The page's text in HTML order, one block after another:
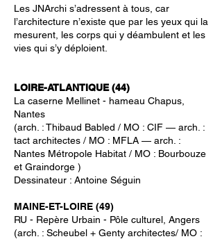
Les JNArchi s’adressent à tous, car
l’architecture n’existe que par les yeux qui la
mesurent, les corps qui y déambulent et les
vies qui s’y déploient.
LOIRE-ATLANTIQUE (44)
La caserne Mellinet - hameau Chapus,
Nantes
(arch. : Thibaud Babled / MO : CIF — arch. :
tact architectes / MO : MFLA — arch. :
Nantes Métropole Habitat / MO : Bourbouze
et Graindorge )
Dessinateur : Antoine Séguin
MAINE-ET-LOIRE (49)
RU - Repère Urbain - Pôle culturel, Angers
(arch. : Scheubel + Genty architectes/ MO :